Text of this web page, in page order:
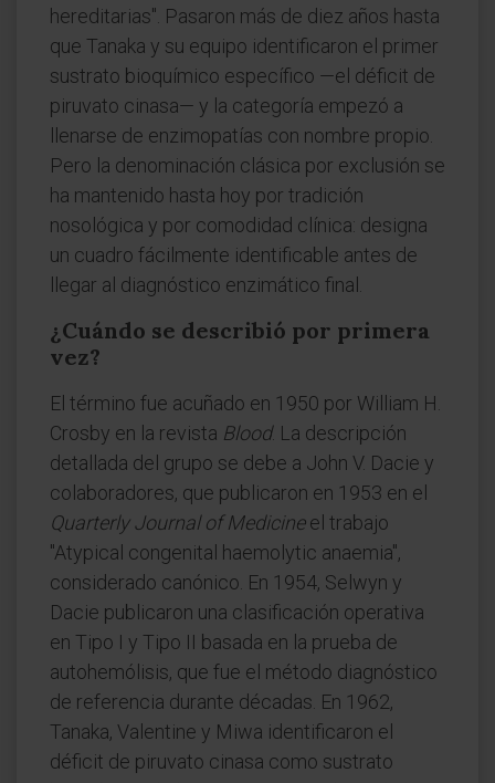
hereditarias". Pasaron más de diez años hasta
que Tanaka y su equipo identificaron el primer
sustrato bioquímico específico —el déficit de
piruvato cinasa— y la categoría empezó a
llenarse de enzimopatías con nombre propio.
Pero la denominación clásica por exclusión se
ha mantenido hasta hoy por tradición
nosológica y por comodidad clínica: designa
un cuadro fácilmente identificable antes de
llegar al diagnóstico enzimático final.
¿Cuándo se describió por primera
vez?
El término fue acuñado en 1950 por William H.
Crosby en la revista Blood. La descripción
detallada del grupo se debe a John V. Dacie y
colaboradores, que publicaron en 1953 en el
Quarterly Journal of Medicineel trabajo
"Atypical congenital haemolytic anaemia",
considerado canónico. En 1954, Selwyn y
Dacie publicaron una clasificación operativa
en Tipo I y Tipo II basada en la prueba de
autohemólisis, que fue el método diagnóstico
de referencia durante décadas. En 1962,
Tanaka, Valentine y Miwa identificaron el
déficit de piruvato cinasa como sustrato